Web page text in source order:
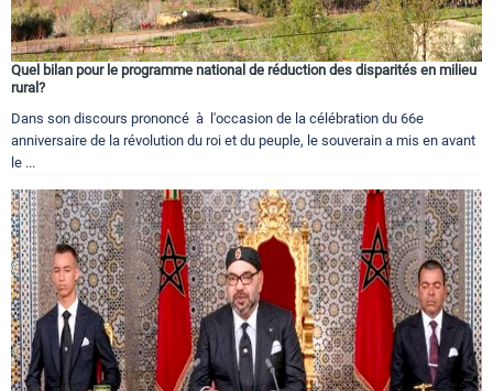
Quel bilan pour le programme national de réduction des disparités en milieu
rural?
Dans son discours prononcé à l'occasion de la célébration du 66e
anniversaire de la révolution du roi et du peuple, le souverain a mis en avant
le ...